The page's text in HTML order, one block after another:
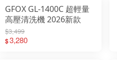
GFOX GL-1400C 超輕量
高壓清洗機 2026新款
$3,499
$3,280